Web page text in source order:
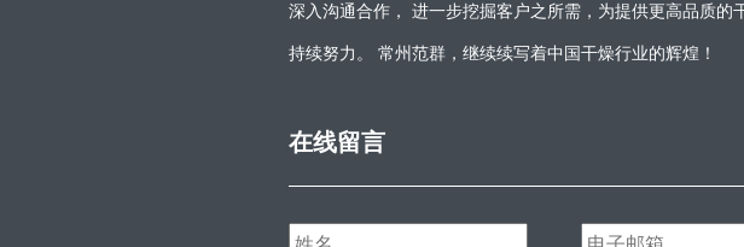
深入沟通合作， 进一步挖掘客户之所需，为提供更高品质的
持续努力。 常州范群，继续续写着中国干燥行业的辉煌！
在线留言